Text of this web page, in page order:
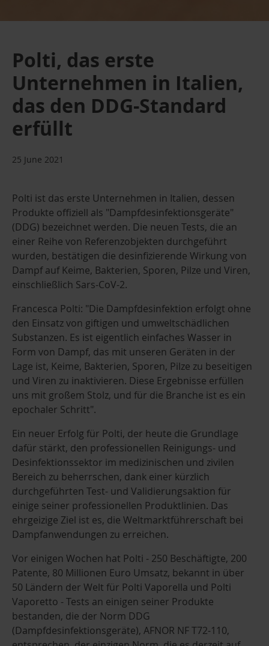
Polti, das erste
Unternehmen in Italien,
das den DDG-Standard
erfüllt
25 June 2021
Polti ist das erste Unternehmen in Italien, dessen
Produkte offiziell als "Dampfdesinfektionsgeräte"
(DDG) bezeichnet werden. Die neuen Tests, die an
einer Reihe von Referenzobjekten durchgeführt
wurden, bestätigen die desinfizierende Wirkung von
Dampf auf Keime, Bakterien, Sporen, Pilze und Viren,
einschließlich Sars-CoV-2.
Francesca Polti: "Die Dampfdesinfektion erfolgt ohne
den Einsatz von giftigen und umweltschädlichen
Substanzen. Es ist eigentlich einfaches Wasser in
Form von Dampf, das mit unseren Geräten in der
Lage ist, Keime, Bakterien, Sporen, Pilze zu beseitigen
und Viren zu inaktivieren. Diese Ergebnisse erfüllen
uns mit großem Stolz, und für die Branche ist es ein
epochaler Schritt".
Ein neuer Erfolg für Polti, der heute die Grundlage
dafür stärkt, den professionellen Reinigungs- und
Desinfektionssektor im medizinischen und zivilen
Bereich zu beherrschen, dank einer kürzlich
durchgeführten Test- und Validierungsaktion für
einige seiner professionellen Produktlinien. Das
ehrgeizige Ziel ist es, die Weltmarktführerschaft bei
Dampfanwendungen zu erreichen.
Vor einigen Wochen hat Polti - 250 Beschäftigte, 200
Patente, 80 Millionen Euro Umsatz, bekannt in über
50 Ländern der Welt für Polti Vaporella und Polti
Vaporetto - Tests an einigen seiner Produkte
bestanden, die der Norm DDG
(Dampfdesinfektionsgeräte), AFNOR NF T72-110,